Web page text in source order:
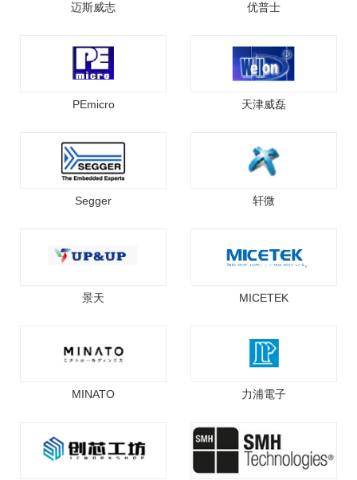
迈斯威志 优普士
PEmicro 天津威磊
Segger 轩微
景天 MICETEK
MINATO 力浦電子